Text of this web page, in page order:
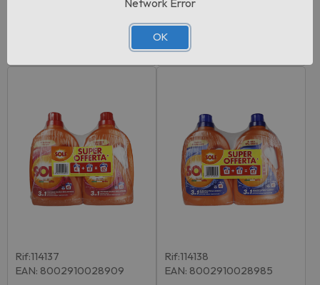
Pezzi per cartone:
Accedi per vedere il
prezzo
Rif:114137
EAN: 8002910028909
Rif:114138
EAN: 8002910028985
OK